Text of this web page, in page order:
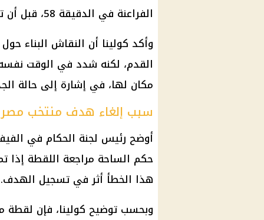
الفراعنة في الدقيقة 58، قبل أن تنتهي المباراة بفوز الأرجنتين بنتيجة 3-2.
وأكد كولينا أن النقاش البناء
القدم، لكنه شدد في الوقت
مكان لها، في إشارة إلى حالة
سبب إلغاء هدف منتخب مصر
أوضح رئيس لجنة الحكام في
حكم الساحة مراجعة اللقطة إذا
هذا الخطأ أثر في تسجيل الهدف.
وبحسب توضيح كولينا، فإن